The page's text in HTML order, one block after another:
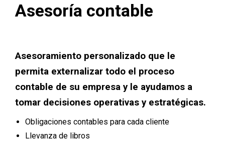
Asesoría contable
Asesoramiento personalizado que le
permita externalizar todo el proceso
contable de su empresa y le ayudamos a
tomar decisiones operativas y estratégicas.
Obligaciones contables para cada cliente
Llevanza de libros